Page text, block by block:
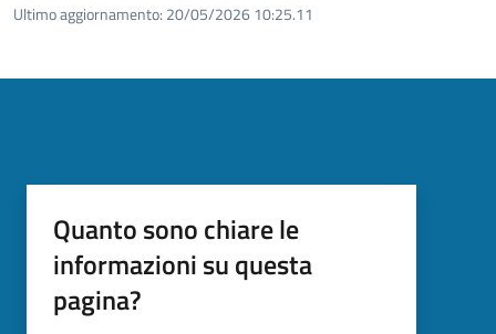
Ultimo aggiornamento: 20/05/2026 10:25.11
Quanto sono chiare le
informazioni su questa
pagina?